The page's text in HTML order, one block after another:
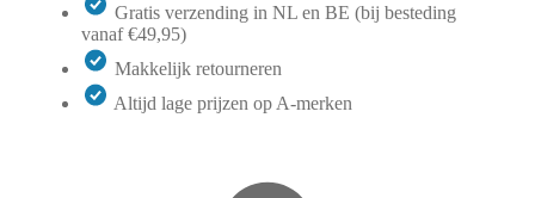
Gratis verzending in NL en BE (bij besteding
vanaf €49,95)
Makkelijk retourneren
Altijd lage prijzen op A-merken